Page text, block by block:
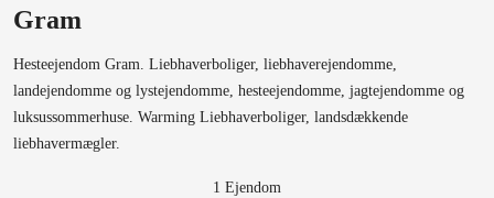
Gram
Hesteejendom Gram. Liebhaverboliger, liebhaverejendomme,
landejendomme og lystejendomme, hesteejendomme, jagtejendomme og
luksussommerhuse. Warming Liebhaverboliger, landsdækkende
liebhavermægler.
1 Ejendom